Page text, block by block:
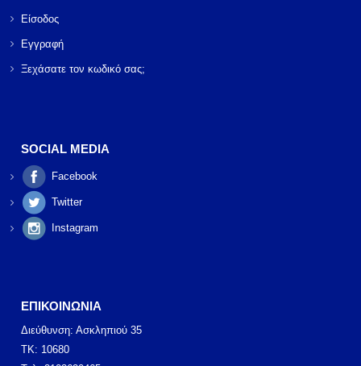
Είσοδος
Εγγραφή
Ξεχάσατε τον κωδικό σας;
SOCIAL MEDIA
Facebook
Twitter
Instagram
ΕΠΙΚΟΙΝΩΝΙΑ
Διεύθυνση: Ασκληπιού 35
ΤΚ: 10680